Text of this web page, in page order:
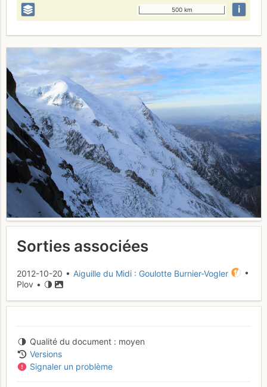
500 km i
Sorties associées
2012-10-20 • Aiguille du Midi : Goulotte Burnier-Vogler
•
Plov •
Qualité du document
moyen
Versions
Signaler un problème